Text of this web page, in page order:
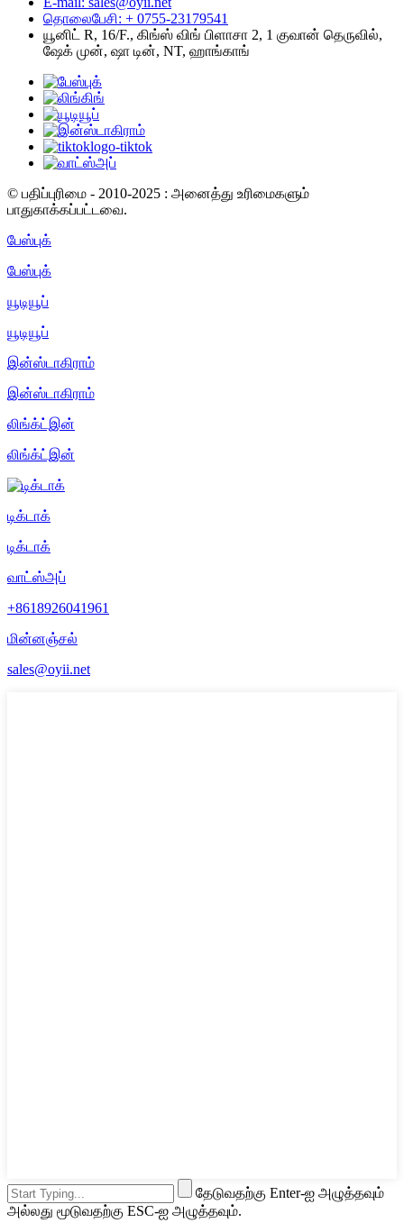
தொலைபேசி: + 0755-23179541
யூனிட் R, 16/F., கிங்ஸ் விங் பிளாசா 2, 1 குவான் தெருவில்,
ஷேக் முன், ஷா டின், NT, ஹாங்காங்
© பதிப்புரிமை - 2010-2025 : அனைத்து உரிமைகளும்
பாதுகாக்கப்பட்டவை.
பேஸ்புக்
பேஸ்புக்
யூடியூப்
யூடியூப்
இன்ஸ்டாகிராம்
இன்ஸ்டாகிராம்
லிங்க்ட்இன்
லிங்க்ட்இன்
டிக்டாக்
டிக்டாக்
வாட்ஸ்அப்
+8618926041961
மின்னஞ்சல்
sales@oyii.net
தேடுவதற்கு Enter-ஐ அழுத்தவும்
அல்லது மூடுவதற்கு ESC-ஐ அழுத்தவும்.